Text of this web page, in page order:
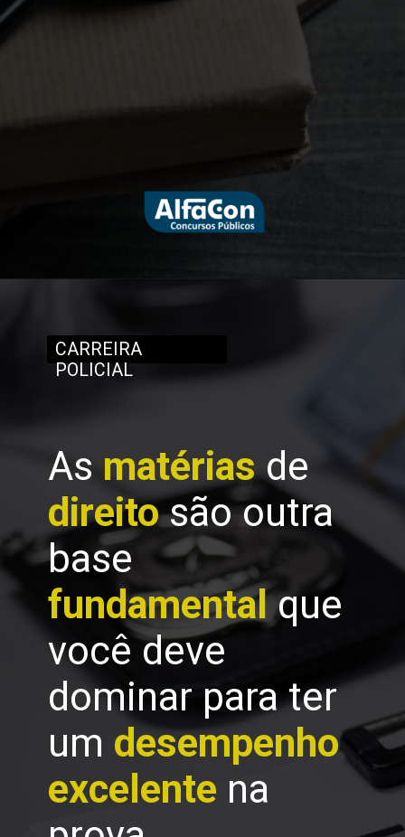
As matériasde
direitosão outra
base
fundamentalque
você deve
dominar para ter
um desempenho
excelente na
CARREIRA
POLICIAL